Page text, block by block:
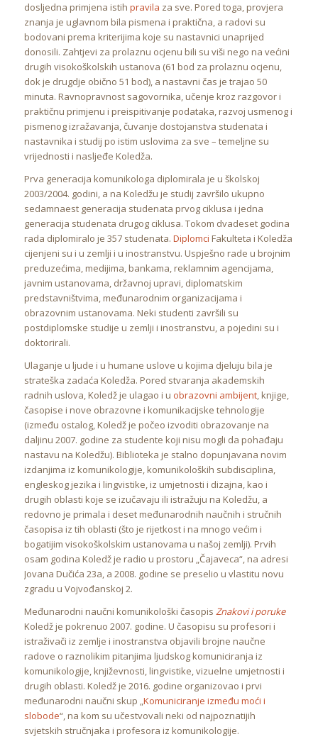
dosljedna primjena istih pravila za sve. Pored toga, provjera
znanja je uglavnom bila pismena i praktična, a radovi su
bodovani prema kriterijima koje su nastavnici unaprijed
donosili. Zahtjevi za prolaznu ocjenu bili su viši nego na većini
drugih visokoškolskih ustanova (61 bod za prolaznu ocjenu,
dok je drugdje obično 51 bod), a nastavni čas je trajao 50
minuta. Ravnopravnost sagovornika, učenje kroz razgovor i
praktičnu primjenu i preispitivanje podataka, razvoj usmenog i
pismenog izražavanja, čuvanje dostojanstva studenata i
nastavnika i studij po istim uslovima za sve – temeljne su
vrijednosti i nasljeđe Koledža.
Prva generacija komunikologa diplomirala je u školskoj
2003/2004. godini, a na Koledžu je studij završilo ukupno
sedamnaest generacija studenata prvog ciklusa i jedna
generacija studenata drugog ciklusa. Tokom dvadeset godina
rada diplomiralo je 357 studenata. Diplomci Fakulteta i Koledža
cijenjeni su i u zemlji i u inostranstvu. Uspješno rade u brojnim
preduzećima, medijima, bankama, reklamnim agencijama,
javnim ustanovama, državnoj upravi, diplomatskim
predstavništvima, međunarodnim organizacijama i
obrazovnim ustanovama. Neki studenti završili su
postdiplomske studije u zemlji i inostranstvu, a pojedini su i
doktorirali.
Ulaganje u ljude i u humane uslove u kojima djeluju bila je
strateška zadaća Koledža. Pored stvaranja akademskih
radnih uslova, Koledž je ulagao i u obrazovni ambijent, knjige,
časopise i nove obrazovne i komunikacijske tehnologije
(između ostalog, Koledž je počeo izvoditi obrazovanje na
daljinu 2007. godine za studente koji nisu mogli da pohađaju
nastavu na Koledžu). Biblioteka je stalno dopunjavana novim
izdanjima iz komunikologije, komunikoloških subdisciplina,
engleskog jezika i lingvistike, iz umjetnosti i dizajna, kao i
drugih oblasti koje se izučavaju ili istražuju na Koledžu, a
redovno je primala i deset međunarodnih naučnih i stručnih
časopisa iz tih oblasti (što je rijetkost i na mnogo većim i
bogatijim visokoškolskim ustanovama u našoj zemlji). Prvih
osam godina Koledž je radio u prostoru „Čajaveca“, na adresi
Jovana Dučića 23a, a 2008. godine se preselio u vlastitu novu
zgradu u Vojvođanskoj 2.
Međunarodni naučni komunikološki časopis Znakovi i poruke
Koledž je pokrenuo 2007. godine. U časopisu su profesori i
istraživači iz zemlje i inostranstva objavili brojne naučne
radove o raznolikim pitanjima ljudskog komuniciranja iz
komunikologije, književnosti, lingvistike, vizuelne umjetnosti i
drugih oblasti. Koledž je 2016. godine organizovao i prvi
međunarodni naučni skup „Komuniciranje između moći i
slobode“, na kom su učestvovali neki od najpoznatijih
svjetskih stručnjaka i profesora iz komunikologije.